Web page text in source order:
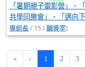
「暑期親子電影營」、
共學同樂會」、「邁向
導組長 / 15 / 輔導室)
« ‹ 1 (current)
2 3